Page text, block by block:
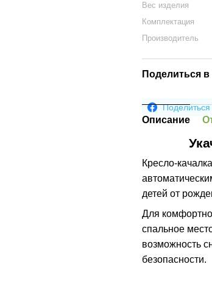
Вес изделия
Комплектация
Производитель
Поделиться в
Поделиться
Описание
Кресло-
детей от
Для
спальное
возможность
безопасности.